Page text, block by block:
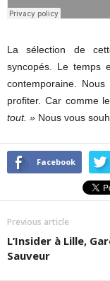
La sélection de
syncopés. Le temps
contemporaine.
profiter. Car comme
tout. » Nous vous
Facebook
Previous article
L’Insider à Lille,
Sauveur